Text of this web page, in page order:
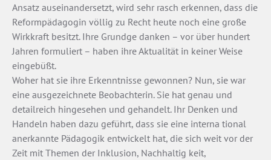
Ansatz auseinandersetzt, wird sehr rasch erkennen, dass die
Reformpädagogin völlig zu Recht heute noch eine große
Wirkkraft besitzt. Ihre Grundge­ danken – vor über hundert
Jahren formuliert – haben ihre Aktualität in keiner Weise
eingebüßt.
Woher hat sie ihre Erkenntnisse gewonnen? Nun, sie war
eine ausgezeichnete Beobachterin. Sie hat genau und
detailreich hingesehen und gehandelt. Ihr Denken und
Handeln haben dazu geführt, dass sie eine interna­ tional
anerkannte Pädagogik entwickelt hat, die sich weit vor der
Zeit mit Themen der Inklusion, Nachhaltig­ keit,